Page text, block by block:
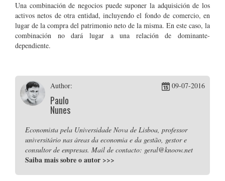
Una combinación de negocios puede suponer la adquisición de los
activos netos de otra entidad, incluyendo el fondo de comercio, en
lugar de la compra del patrimonio neto de la misma. En este caso, la
combinación no dará lugar a una relación de dominante-
dependiente.
Author:
Paulo
Nunes
09-07-2016
Economista pela Universidade Nova de Lisboa, professor
universitário nas áreas da economia e da gestão, gestor e
consultor de empresas. Mail de contacto: geral@knoow.net
Saiba mais sobre o autor >>>